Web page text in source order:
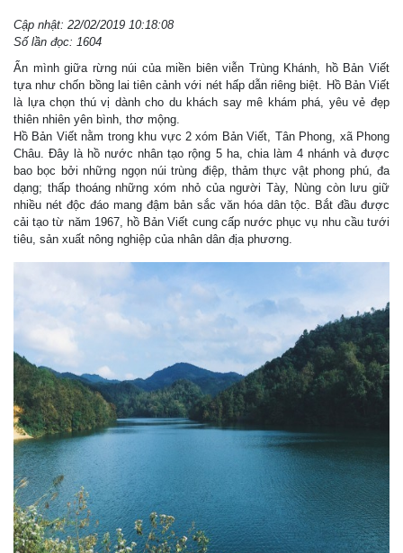
Cập nhật: 22/02/2019 10:18:08
Số lần đọc: 1604
Ẩn mình giữa rừng núi của miền biên viễn Trùng Khánh, hồ Bản Viết
tựa như chốn bồng lai tiên cảnh với nét hấp dẫn riêng biệt. Hồ Bản Viết
là lựa chọn thú vị dành cho du khách say mê khám phá, yêu vẻ đẹp
thiên nhiên yên bình, thơ mộng.
Hồ Bản Viết nằm trong khu vực 2 xóm Bản Viết, Tân Phong, xã Phong
Châu. Đây là hồ nước nhân tạo rộng 5 ha, chia làm 4 nhánh và được
bao bọc bởi những ngọn núi trùng điệp, thảm thực vật phong phú, đa
dạng; thấp thoáng những xóm nhỏ của người Tày, Nùng còn lưu giữ
nhiều nét độc đáo mang đậm bản sắc văn hóa dân tộc. Bắt đầu được
cải tạo từ năm 1967, hồ Bản Viết cung cấp nước phục vụ nhu cầu tưới
tiêu, sản xuất nông nghiệp của nhân dân địa phương.